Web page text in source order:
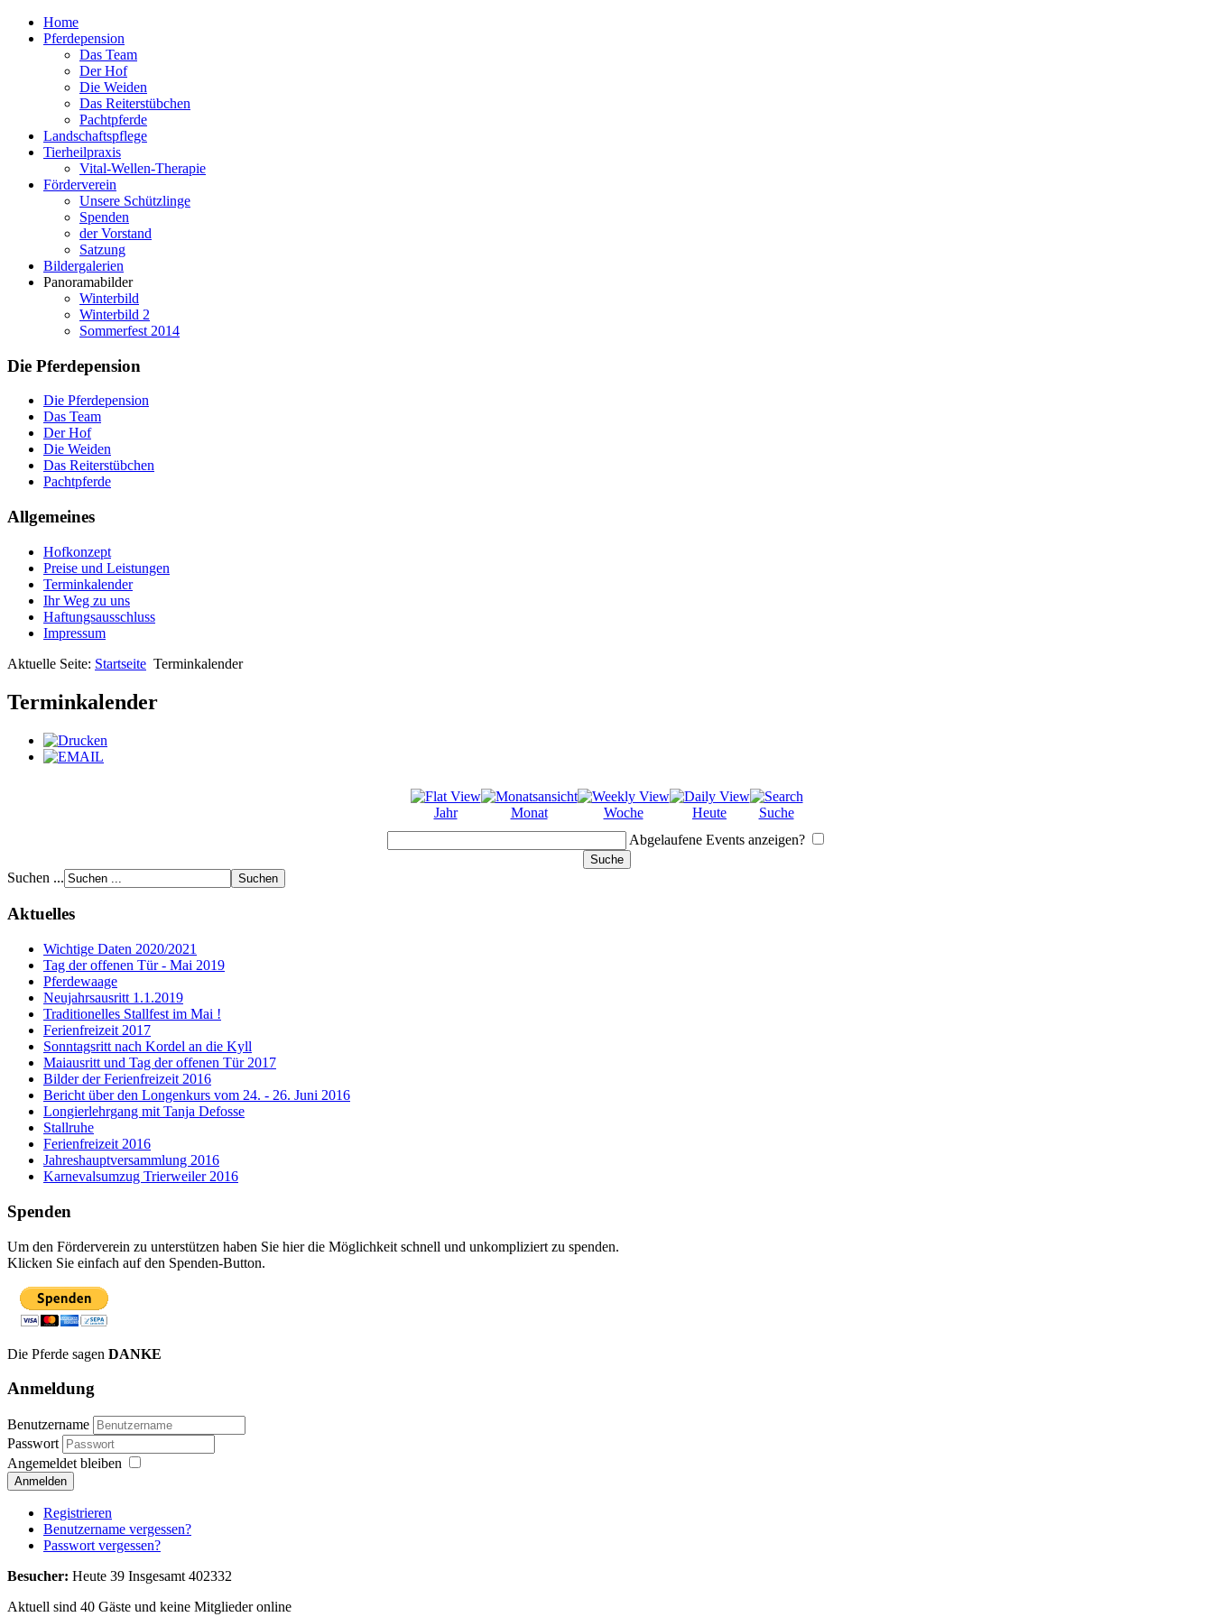
Home
Pferdepension
Das Team
Der Hof
Die Weiden
Das Reiterstübchen
Pachtpferde
Landschaftspflege
Tierheilpraxis
Vital-Wellen-Therapie
Förderverein
Unsere Schützlinge
Spenden
der Vorstand
Satzung
Bildergalerien
Panoramabilder
Winterbild
Winterbild 2
Sommerfest 2014
Die Pferdepension
Die Pferdepension
Das Team
Der Hof
Die Weiden
Das Reiterstübchen
Pachtpferde
Allgemeines
Hofkonzept
Preise und Leistungen
Terminkalender
Ihr Weg zu uns
Haftungsausschluss
Impressum
Aktuelle Seite: Startseite Terminkalender
Terminkalender
Jahr Monat Woche Heute
Suche
Abgelaufene Events anzeigen?
Suchen ...
Aktuelles
Wichtige Daten 2020/2021
Tag der offenen Tür - Mai 2019
Pferdewaage
Neujahrsausritt 1.1.2019
Traditionelles Stallfest im Mai !
Ferienfreizeit 2017
Sonntagsritt nach Kordel an die Kyll
Maiausritt und Tag der offenen Tür 2017
Bilder der Ferienfreizeit 2016
Bericht über den Longenkurs vom 24. - 26. Juni 2016
Longierlehrgang mit Tanja Defosse
Stallruhe
Ferienfreizeit 2016
Jahreshauptversammlung 2016
Karnevalsumzug Trierweiler 2016
Spenden
Um den Förderverein zu unterstützen haben Sie hier die Möglichkeit schnell und unkompliziert zu spenden.
Klicken Sie einfach auf den Spenden-Button.
Die Pferde sagen DANKE
Anmeldung
Benutzername
Passwort
Angemeldet bleiben
Anmelden
Registrieren
Benutzername vergessen?
Passwort vergessen?
Besucher: Heute 39 Insgesamt 402332
Aktuell sind 40 Gäste und keine Mitglieder online